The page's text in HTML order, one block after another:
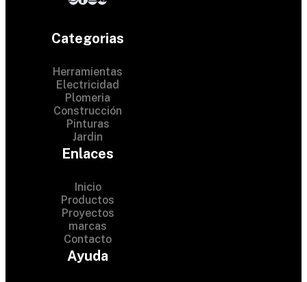
Categorias
Herramientas
Electricidad
Plomeria
Construcción
Pinturas
Jardin
Enlaces
Inicio
Productos
Proyectos
marcas
Contacto
Ayuda